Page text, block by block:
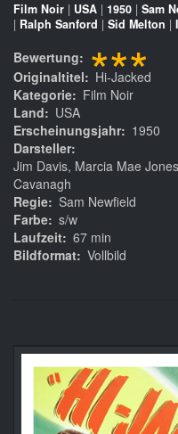
Film Noir | USA | 1950 | Sam
| Ralph Sanford | Sid Melton |
Bewertung ***
Originaltitel
Hi-Jacked
Kategorie
Film Noir
Land
USA
Erscheinungsjahr
1950
Darsteller
Jim Davis, Marcia Mae
Cavanagh
Regie Sam Newfield
Farbe s/w
Laufzeit 67 min
Bildformat Vollbild